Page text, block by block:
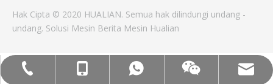
Tel:+86-577-88627766
Mob: +86-18858715170
WA: 0086 18858715170
Wechat wechat
Email: hl@hualian.biz
Hak Cipta © 2020 HUALIAN. Semua hak dilindungi undang -
undang. Solusi Mesin Berita Mesin Hualian